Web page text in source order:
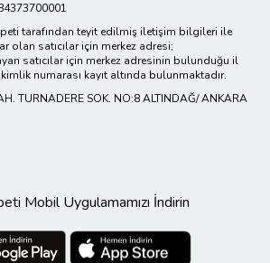
tarafından teyit edilmiş iletişim bilgileri ile
olan satıcılar için merkez adresi;
satıcılar için merkez adresinin bulunduğu il
numarası kayıt altında bulunmaktadır.
TURNADERE SOK. NO:8 ALTINDAĞ/ ANKARA
Mobil Uygulamamızı İndirin